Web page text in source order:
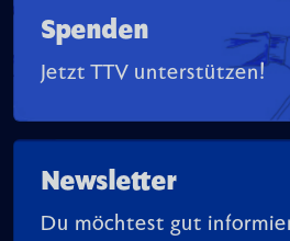
Spenden
Jetzt TTV unterstützen!
Newsletter
Du möchtest gut